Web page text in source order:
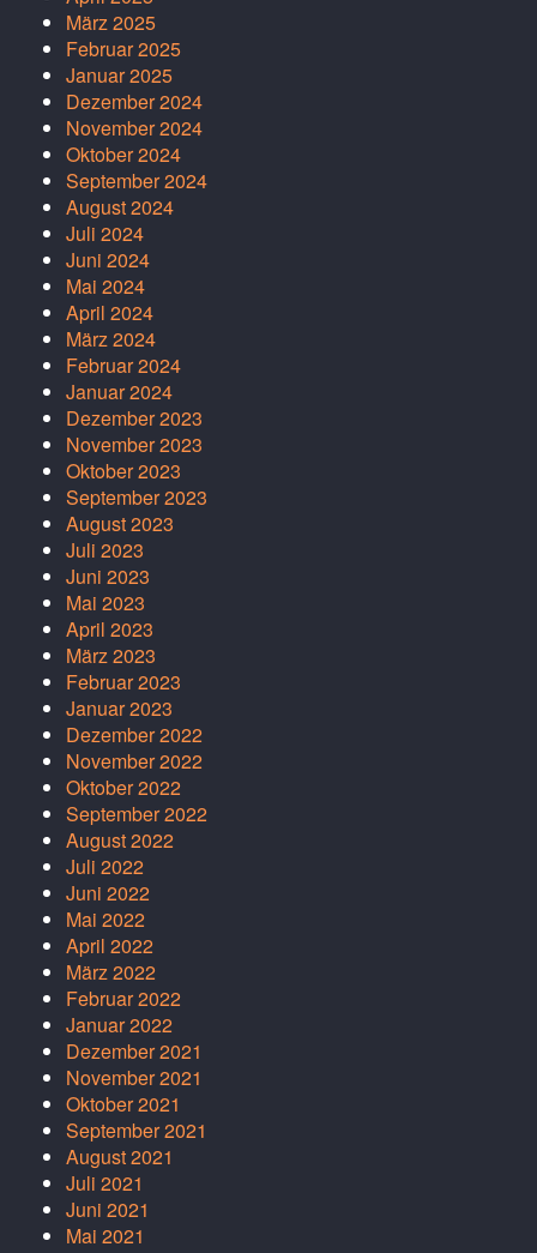
März 2025
Februar 2025
Januar 2025
Dezember 2024
November 2024
Oktober 2024
September 2024
August 2024
Juli 2024
Juni 2024
Mai 2024
April 2024
März 2024
Februar 2024
Januar 2024
Dezember 2023
November 2023
Oktober 2023
September 2023
August 2023
Juli 2023
Juni 2023
Mai 2023
April 2023
März 2023
Februar 2023
Januar 2023
Dezember 2022
November 2022
Oktober 2022
September 2022
August 2022
Juli 2022
Juni 2022
Mai 2022
April 2022
März 2022
Februar 2022
Januar 2022
Dezember 2021
November 2021
Oktober 2021
September 2021
August 2021
Juli 2021
Juni 2021
Mai 2021